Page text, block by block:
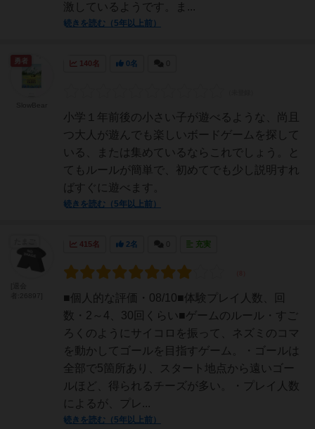
激しているようです。ま...
続きを読む（5年以上前）
140名 0名
小学１年前後の小さい子が遊べるような、尚且
つ大人が遊んでも楽しいボードゲームを探して
いる、または集めているならこれでしょう。と
てもルールが簡単で、初めてでも少し説明すれ
ばすぐに遊べます。
続きを読む（5年以上前）
勇者
415名 2名 充実
■個人的な評価・08/10■体験プレイ人数、回
数・2～4、30回くらい■ゲームのルール・すご
ろくのようにサイコロを振って、ネズミのコマ
を動かしてゴールを目指すゲーム。・ゴールは
全部で5箇所あり、スタート地点から遠いゴー
ルほど、得られるチーズが多い。・プレイ人数
によるが、プレ...
続きを読む（5年以上前）